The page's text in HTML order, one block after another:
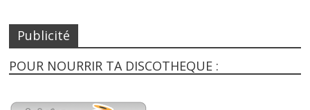
Publicité
POUR NOURRIR TA DISCOTHEQUE :